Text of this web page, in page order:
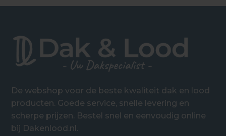
De webshop voor de beste kwaliteit dak en lood
producten. Goede service, snelle levering en
scherpe prijzen. Bestel snel en eenvoudig online
bij Dakenlood.nl.